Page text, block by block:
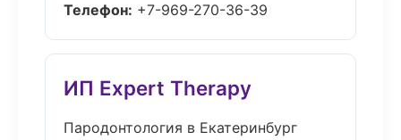
Телефон: +7-969-270-36-39
ИП Expert Therapy
Пародонтология в Екатеринбург